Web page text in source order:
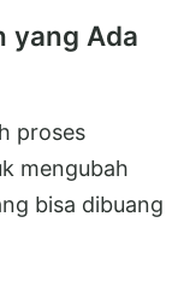
yang Ada
proses
mengubah
bisa dibuang